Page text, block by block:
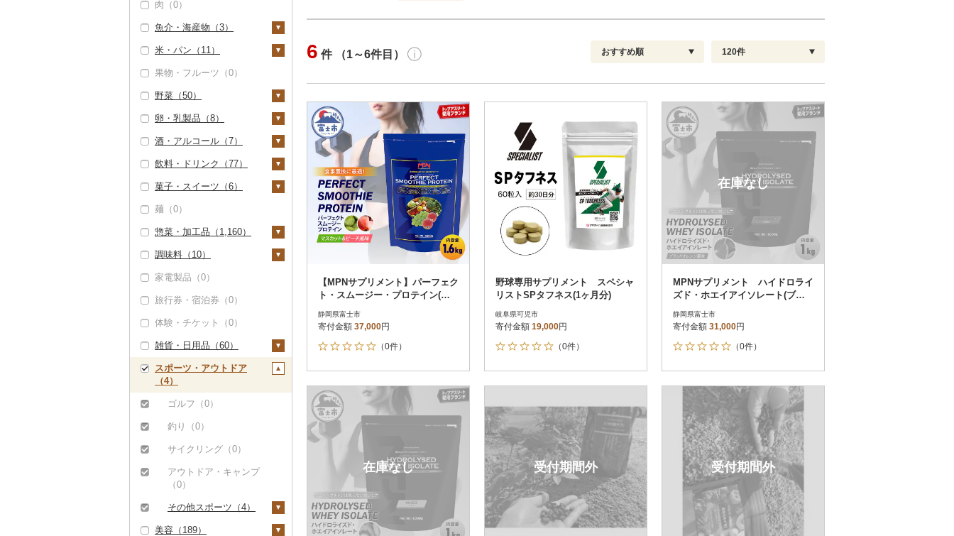
肉（0）
魚介・海産物（3）
カニ（0）
エビ（0）
いくら（0）
うに（0）
明太子・たらこ（0）
その他魚卵（0）
貝（1）
帆立（ホタテ）（0）
鮑（アワビ）（0）
牡蠣（カキ）（0）
あさり（0）
しじみ（1）
サザエ（0）
はまぐり（0）
その他貝（0）
うなぎ（0）
鮮魚（0）
イカ・タコ（0）
海苔・海藻（0）
干物（0）
その他魚介・加工品
しらす・ちりめん
（0）
かまぼこ・練り製品
（0）
その他魚介・加工品
米・パン（11）
米（1）
精米（1）
無洗米（0）
玄米（0）
金芽米（0）
ゆめぴりか（1）
つや姫（0）
コシヒカリ（0）
はえぬき（0）
さがびより（0）
あきたこまち（0）
ひとめぼれ（0）
ミルキークィーン
（0）
ななつぼし（0）
その他米（0）
雑穀（6）
餅（0）
その他穀物加工品
果物・フルーツ（0）
野菜（50）
いも（1）
じゃがいも（0）
さつまいも（0）
その他いも（1）
トマト（0）
玉ねぎ（0）
ねぎ（0）
とうもろこし（0）
根菜（45）
人参（0）
大根（0）
自然薯（0）
レンコン（0）
にんにく・生姜（4
5）
その他根菜（0）
アスパラガス（0）
豆（4）
きのこ（0）
その他野菜（0）
卵・乳製品（8）
卵（0）
チーズ（2）
ヨーグルト（6）
牛乳（0）
バター（0）
その他乳製品（0）
酒・アルコール（7）
ビール・発泡酒（0）
日本酒（0）
焼酎（0）
梅酒（0）
泡盛（0）
ワイン（0）
ウイスキー（0）
リキュール・洋酒
甘酒（5）
ノンアルコール（0）
その他酒（0）
飲料・ドリンク（77）
水・ミネラルウォータ
（1）
飲料（0）
コーヒー豆（0）
粉（0）
ドリップ（1）
茶（1）
飲料（0）
茶葉・ティーバッグ
静岡茶（0）
足柄茶（0）
知覧茶（0）
八女茶（0）
その他茶（0）
果汁飲料（1）
りんごジュース（0）
みかんジュース（オレ
ンジジュース）（0）
その他果汁飲料（1）
紅茶（0）
その他飲料・ジュース
（43）
野菜ジュース（7）
炭酸飲料（0）
豆乳（0）
その他飲料・ジュース
菓子・スイーツ（6）
ケーキ（0）
クッキー（0）
焼き菓子（0）
プリン（0）
ゼリー（2）
チョコレート（0）
カステラ（0）
アイス・ジェラート
（1）
その他洋菓子（1）
煎餅・おかき（0）
羊羹（2）
饅頭（0）
麺（0）
惣菜・加工品（1,160）
惣菜（3）
餃子（3）
シュウマイ（0）
コロッケ（0）
その他惣菜（0）
カレー・シチュー
レトルト（0）
スープ（0）
豆腐・納豆（0）
漬物（151）
梅干（151）
キムチ（0）
缶詰・瓶詰（4）
肉（0）
乾物（0）
（0）
おせち（0）
調味料（10）
砂糖（0）
塩（0）
醤油（0）
味噌（0）
酢（0）
だし（0）
ごま油（0）
その他食用油（2）
その他調味料（6）
みりん（0）
ケチャップ（0）
家電製品（0）
旅行券・宿泊券（0）
体験・チケット（0）
雑貨・日用品（60）
家具・インテリア
（0）
寝具（0）
タオル（0）
文房具・印鑑（0）
食器（0）
スポーツ・アウトドア
（4）
ゴルフ（0）
釣り（0）
サイクリング（0）
アウトドア・キャンプ
（0）
その他スポーツ（4）
ウェア・ユニフォーム
美容（189）
円
決済方法
PayPay
クレジットカード決済
Amazon Pay
楽天ペイ
メルペイ
コンビニ支払い
ソフトバンクまとめて支払い
d払い
金融機関(Pay-easy決済)
解除
発送種別 解除
通常
冷蔵便
冷凍便
配送指定 解除
お届け日時指定可
お届け時間帯指定可
発送される月指定可
さとふる限定のお礼品
定期便
さとふるアプリdeワンストップ申請
対象
結果を見る（
6 件 （1～6件目） おすすめ順
新着順
レビュー件数順
レビュー評価順
寄付金額が高い順
寄付金額が低い順
120件
60
90
120
【MPNサプリメント】パーフェク
ト・スムージー・プロテイン(マ
スカット&ピーチ風味)
静岡県富士市
寄付金額 37,000円
（0件）
野球専用サプリメント スペシャ
リストSPタフネス(1ヶ月分)
岐阜県可児市
寄付金額 19,000円
（0件）
在庫なし
MPNサプリメント ハイドロライ
ズド・ホエイアイソレート(ブラ
ッドオレンジ風味)1kg
静岡県富士市
寄付金額 31,000円
（0件）
在庫なし 受付期間外 受付期間外